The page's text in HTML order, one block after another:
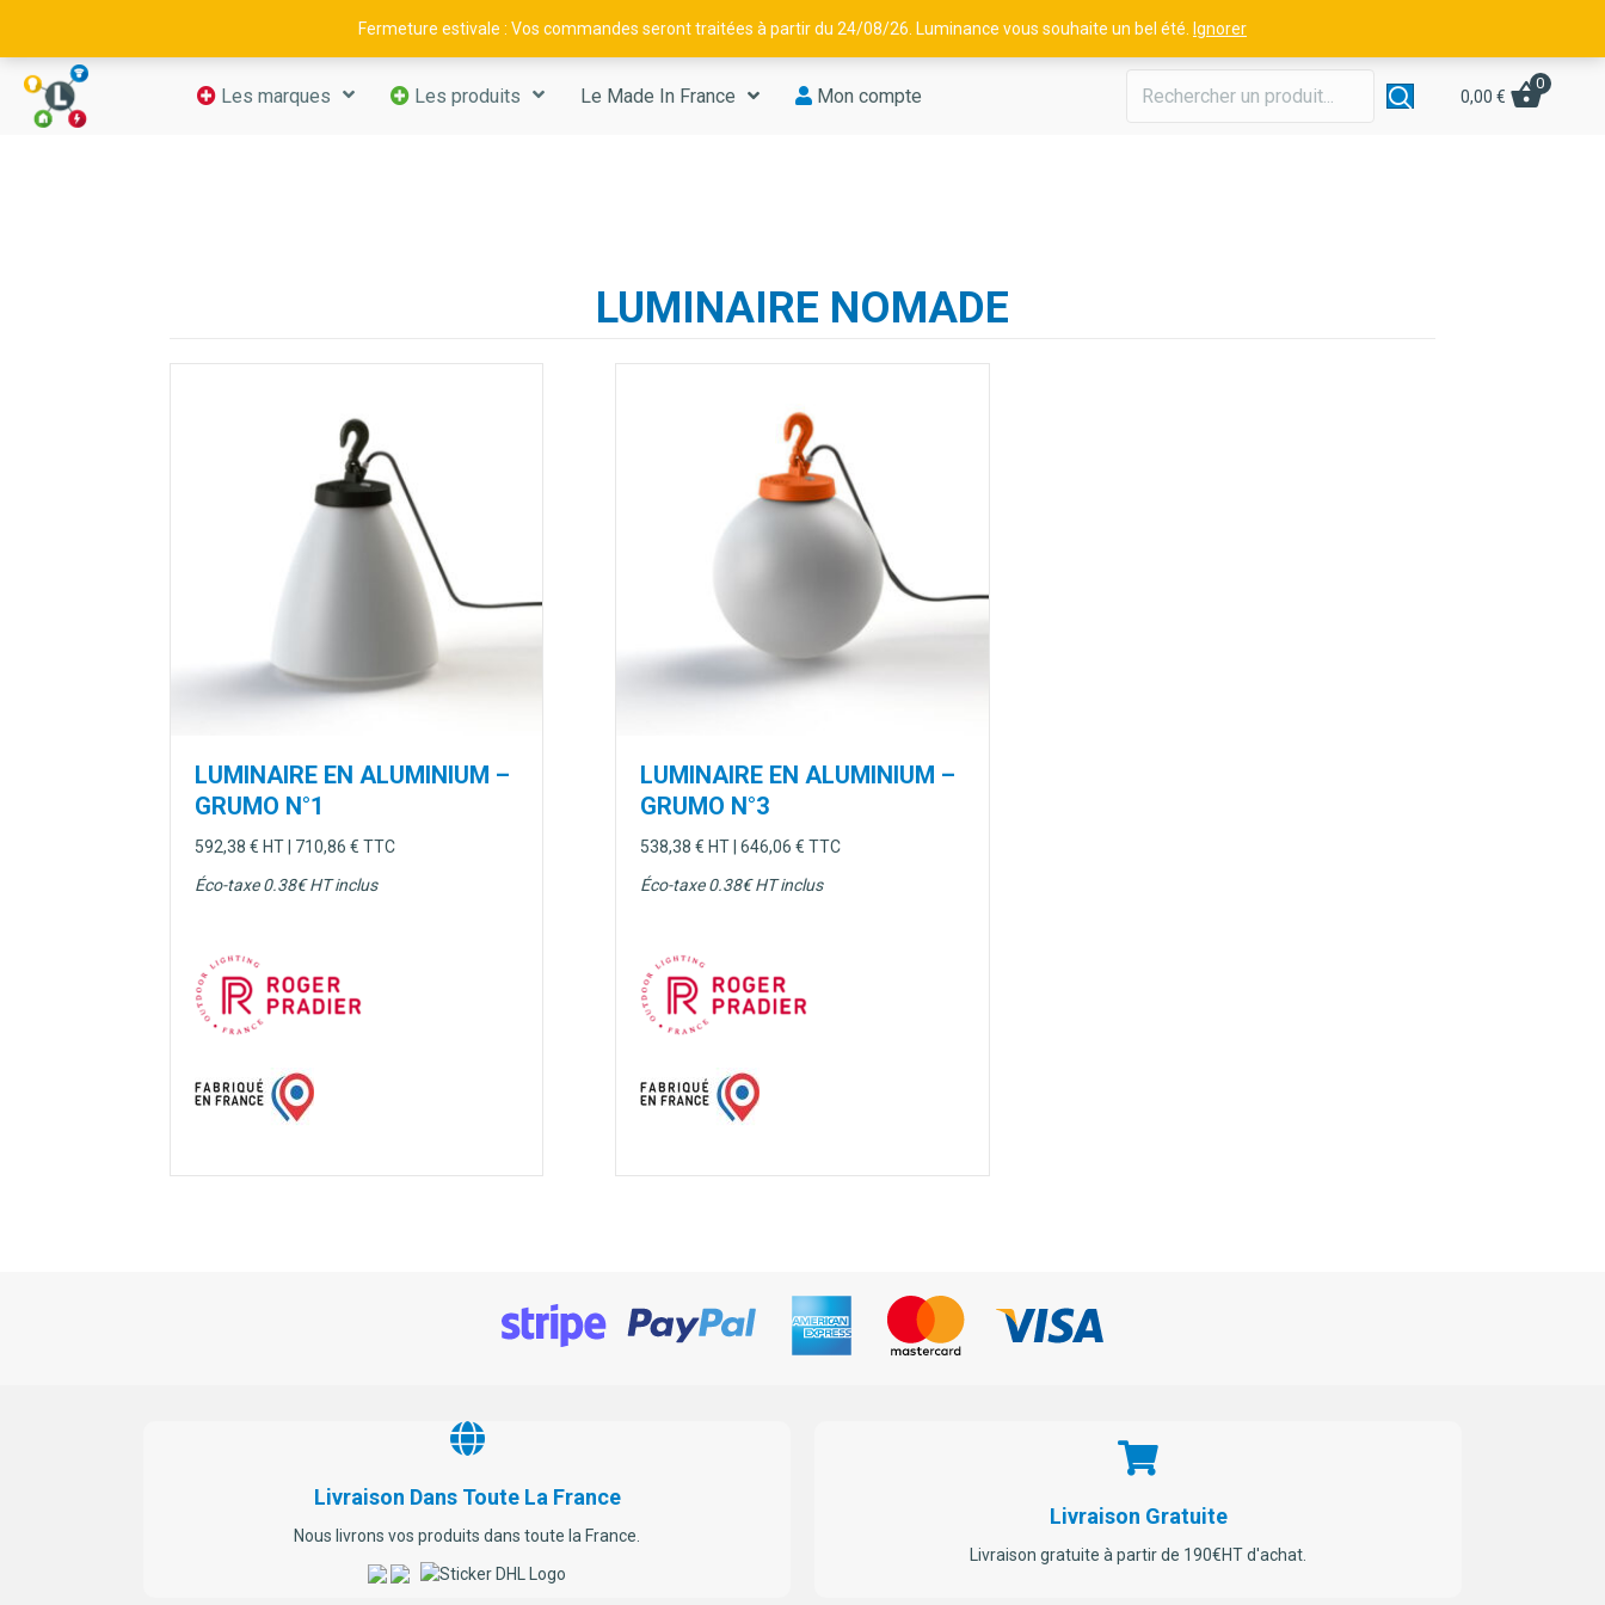
Fermeture estivale : Vos commandes seront traitées à partir du 24/08/26. Luminance vous souhaite un bel été. Ignorer
contact@luminance-fr.com
Les marques Les produits Le Made In France Mon compte 0,00 €
0
LUMINAIRE NOMADE
LUMINAIRE EN ALUMINIUM –
GRUMO N°1
592,38 € HT | 710,86 € TTC
Éco-taxe 0.38€ HT inclus
LUMINAIRE EN ALUMINIUM –
GRUMO N°3
538,38€ HT |646,06€ TTC
Éco-taxe 0.38€ HT inclus
Livraison Dans Toute La France
Nous livrons vos produits dans toute la France.
Livraison Gratuite
Livraison gratuite à partir de 190€HT d'achat.